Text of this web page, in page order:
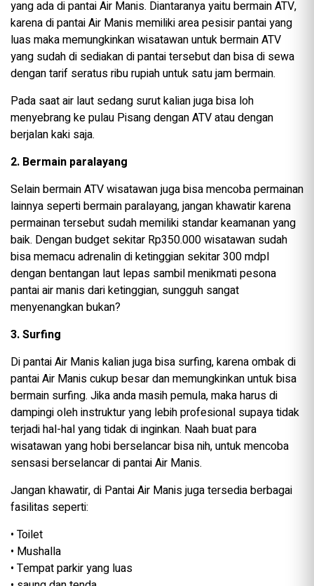
yang ada di pantai Air Manis. Diantaranya yaitu bermain ATV,
karena di pantai Air Manis memiliki area pesisir pantai yang
luas maka memungkinkan wisatawan untuk bermain ATV
yang sudah di sediakan di pantai tersebut dan bisa di sewa
dengan tarif seratus ribu rupiah untuk satu jam bermain.
Pada saat air laut sedang surut kalian juga bisa loh
menyebrang ke pulau Pisang dengan ATV atau dengan
berjalan kaki saja.
2. Bermain paralayang
Selain bermain ATV wisatawan juga bisa mencoba permainan
lainnya seperti bermain paralayang, jangan khawatir karena
permainan tersebut sudah memiliki standar keamanan yang
baik. Dengan budget sekitar Rp350.000 wisatawan sudah
bisa memacu adrenalin di ketinggian sekitar 300 mdpl
dengan bentangan laut lepas sambil menikmati pesona
pantai air manis dari ketinggian, sungguh sangat
menyenangkan bukan?
3. Surfing
Di pantai Air Manis kalian juga bisa surfing, karena ombak di
pantai Air Manis cukup besar dan memungkinkan untuk bisa
bermain surfing. Jika anda masih pemula, maka harus di
dampingi oleh instruktur yang lebih profesional supaya tidak
terjadi hal-hal yang tidak di inginkan. Naah buat para
wisatawan yang hobi berselancar bisa nih, untuk mencoba
sensasi berselancar di pantai Air Manis.
Jangan khawatir, di Pantai Air Manis juga tersedia berbagai
fasilitas seperti:
• Toilet
• Mushalla
• Tempat parkir yang luas